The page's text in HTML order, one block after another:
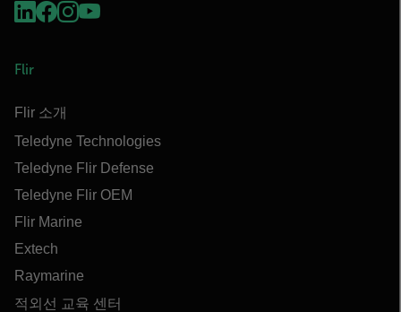
Flir
Flir 소개
Teledyne Technologies
Teledyne Flir Defense
Teledyne Flir OEM
Flir Marine
Extech
Raymarine
적외선 교육 센터